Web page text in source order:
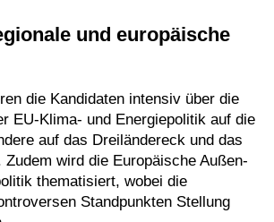
und europäische
die Kandidaten intensiv über die
EU-Klima- und Energiepolitik auf die
auf das Dreiländereck und das
Zudem wird die Europäische Außen-
thematisiert, wobei die
Standpunkten Stellung